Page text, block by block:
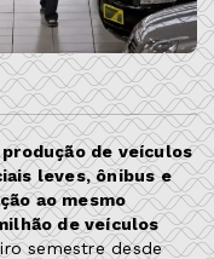
de veículos
leves, ônibus e
ao mesmo
de veículos
semestre desde